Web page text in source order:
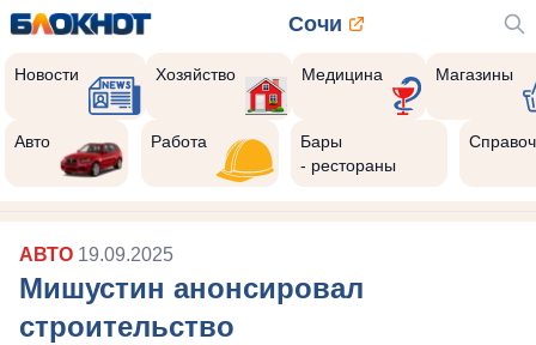
Сочи
Новости Хозяйство Медицина Магазины
Авто Работа
Бары
- рестораны
АВТО 19.09.2025
Мишустин анонсировал
строительство